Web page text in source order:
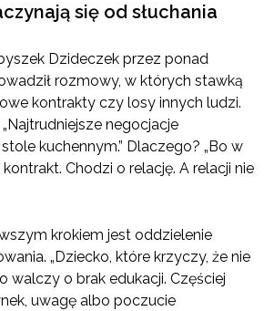
się od słuchania
Dzideczek przez ponad
rozmowy, w których stawką
kontrakty czy losy innych ludzi.
negocjacje
kuchennym.” Dlaczego? „Bo w
Chodzi o relację. A relacji nie
krokiem jest oddzielenie
„Dziecko, które krzyczy, że nie
walczy o brak edukacji. Częściej
uwagę albo poczucie